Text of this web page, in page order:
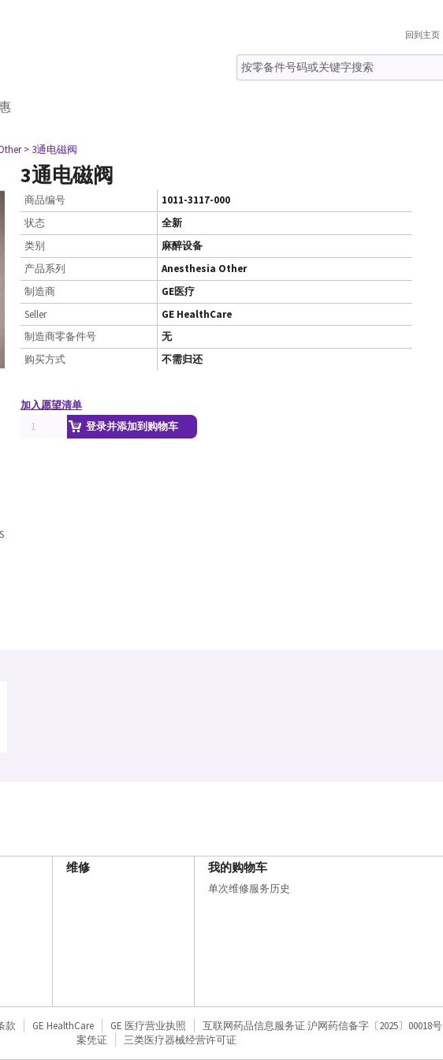
回到主页
> 3通电磁阀
3通电磁阀
商品编号
1011-3117-000
状态
全新
类别
麻醉设备
产品系列
Anesthesia Other
制造商
GE医疗
Seller
GE HealthCare
制造商零备件号
无
购买方式
不需归还
加入愿望清单
登录并添加到购物车
维修 我的购物车
单次维修服务历史
款 GE HealthCare GE 医疗营业执照 互联网药品信息服务证 沪网药信备字〔2025〕00018号
案凭证
三类医疗器械经营许可证